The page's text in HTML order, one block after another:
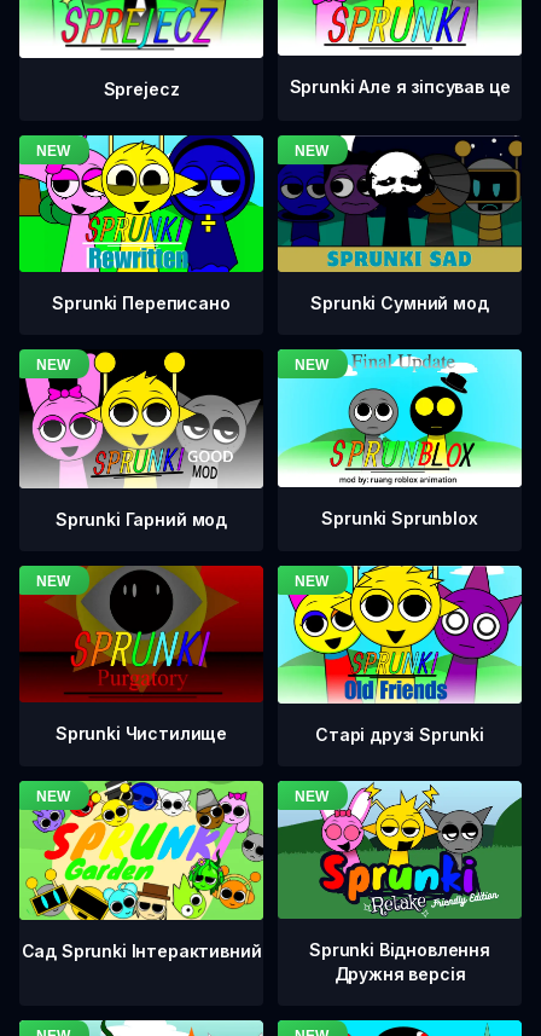
Sprejecz Sprunki Але я зіпсував це
Sprunki Переписано Sprunki Сумний мод
Sprunki Гарний мод Sprunki Sprunblox
Sprunki Чистилище Старі друзі Sprunki
Сад Sprunki Інтерактивний
Sprunki Відновлення
Дружня версія